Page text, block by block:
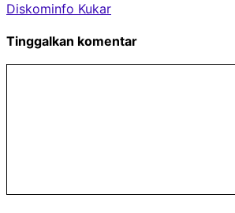
Diskominfo Kukar
Tinggalkan komentar